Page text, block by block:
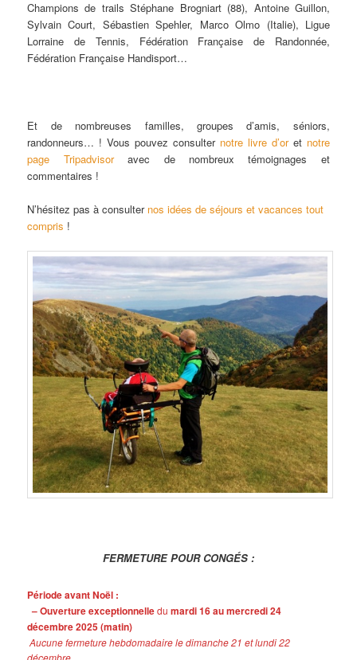
Champions de trails Stéphane Brogniart (88), Antoine Guillon,
Sylvain Court, Sébastien Spehler, Marco Olmo (Italie), Ligue
Lorraine de Tennis, Fédération Française de Randonnée,
Fédération Française Handisport…
Et de nombreuses familles, groupes d’amis, séniors,
randonneurs… ! Vous pouvez consulter notre livre d’or et notre
page Tripadvisoravec de nombreux témoignages et
commentaires !
N’hésitez pas à consulter nos idées de séjours et vacances tout
compris !
FERMETURE POUR CONGÉS :
Période avant Noël :
– Ouverture exceptionnelledumardi 16 au mercredi 24
décembre 2025 (matin)
Aucune fermeture hebdomadaire le dimanche 21 et lundi 22